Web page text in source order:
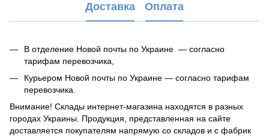
Доставка Оплата
В отделение Новой почты по Украине — согласно
тарифам перевозчика,
Курьером Новой почты по Украине — согласно тарифам
перевозчика.
Внимание! Склады интернет-магазина находятся в разных
городах Украины. Продукция, представленная на сайте
доставляется покупателям напрямую со складов и с фабрик